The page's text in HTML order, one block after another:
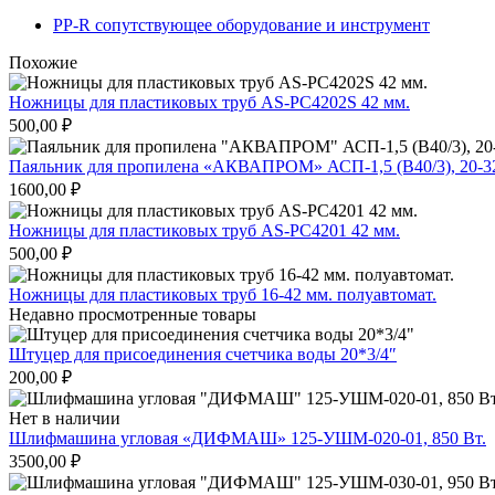
PP-R сопутствующее оборудование и инструмент
Похожие
Ножницы для пластиковых труб AS-PC4202S 42 мм.
500,00 ₽
Паяльник для пропилена «АКВАПРОМ» АСП-1,5 (В40/3), 20-
1600,00 ₽
Ножницы для пластиковых труб AS-PC4201 42 мм.
500,00 ₽
Ножницы для пластиковых труб 16-42 мм. полуавтомат.
Недавно просмотренные товары
Штуцер для присоединения счетчика воды 20*3/4″
200,00 ₽
Нет в наличии
Шлифмашина угловая «ДИФМАШ» 125-УШМ-020-01, 850 Вт.
3500,00 ₽